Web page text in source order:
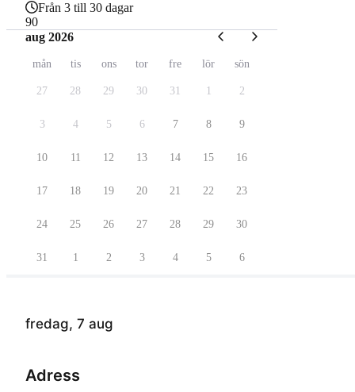
fredag, 7 aug
Adress
Från 3 till 30 dagar
90
aug 2026
mån tis ons tor fre lör sön
27 28 29 30 31 1 2
3 4 5 6 7 8 9
10 11 12 13 14 15 16
17 18 19 20 21 22 23
24 25 26 27 28 29 30
31 1 2 3 4 5 6